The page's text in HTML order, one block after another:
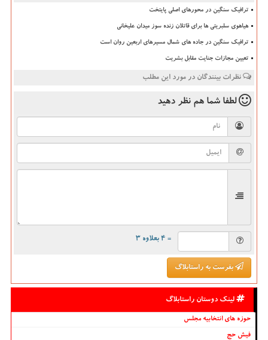
ترافیک سنگین در محورهای اصلی پایتخت
هیاهوی سلبریتی ها برای قاتلان زنده سوز میدان علیخانی
ترافیک سنگین در جاده های شمال مسیرهای اربعین روان است
تعیین مجازات جنایت مقابل بشریت
نظرات بینندگان در مورد این مطلب
لطفا شما هم نظر دهید
= ۴ بعلاوه ۳
بفرست به راستابلاگ
لینک دوستان راستابلاگ
حوزه های انتخابیه مجلس
فیش حج